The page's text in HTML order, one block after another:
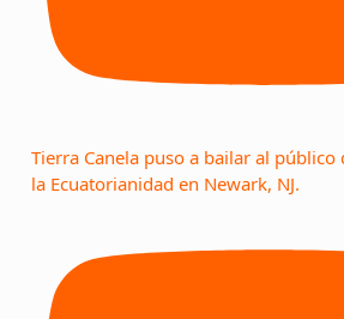
Tierra Canela puso a bailar al público
la Ecuatorianidad en Newark, NJ.